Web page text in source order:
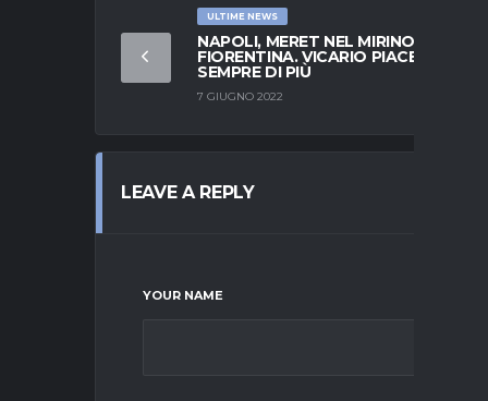
ULTIME NEWS
NAPOLI, MERET NEL MIRINO DELLA
FIORENTINA. VICARIO PIACE
SEMPRE DI PIÙ
7 GIUGNO 2022
LEAVE A REPLY
YOUR NAME